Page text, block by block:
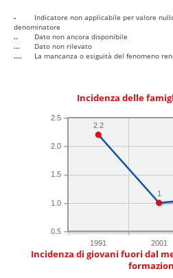
-
Indicatore non applicabile per valore
denominatore
..
Dato non ancora disponibile
...
Dato non rilevato
....
La mancanza o esiguità del fenomeno
Incidenza delle
1991 2001
0.5
1.0
1.5
2.0
2.5
1
2.2
Incidenza di giovani fuori dal